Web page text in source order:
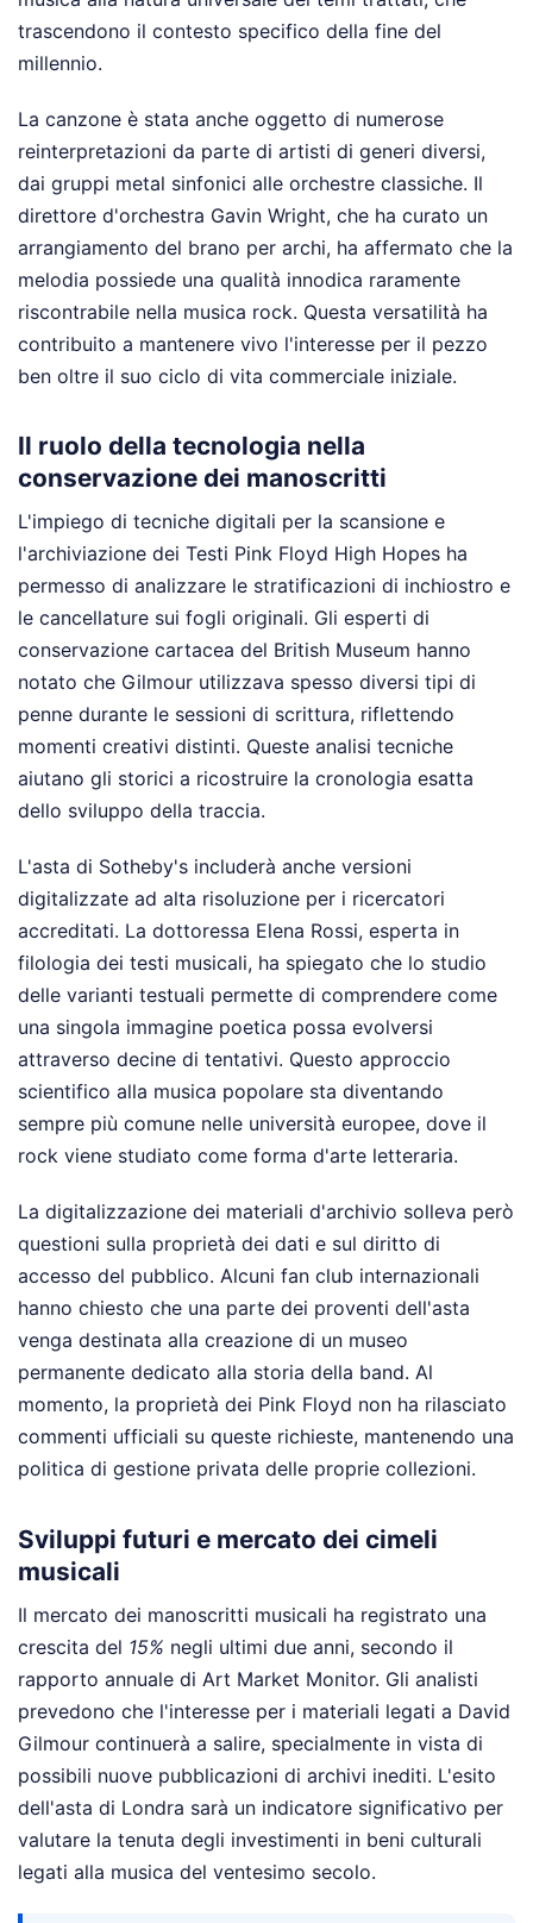
trascendono il contesto specifico della fine del
millennio.
La canzone è stata anche oggetto di numerose
reinterpretazioni da parte di artisti di generi diversi,
dai gruppi metal sinfonici alle orchestre classiche. Il
direttore d'orchestra Gavin Wright, che ha curato un
arrangiamento del brano per archi, ha affermato che la
melodia possiede una qualità innodica raramente
riscontrabile nella musica rock. Questa versatilità ha
contribuito a mantenere vivo l'interesse per il pezzo
ben oltre il suo ciclo di vita commerciale iniziale.
Il ruolo della tecnologia nella
conservazione dei manoscritti
L'impiego di tecniche digitali per la scansione e
l'archiviazione dei Testi Pink Floyd High Hopes ha
permesso di analizzare le stratificazioni di inchiostro e
le cancellature sui fogli originali. Gli esperti di
conservazione cartacea del British Museum hanno
notato che Gilmour utilizzava spesso diversi tipi di
penne durante le sessioni di scrittura, riflettendo
momenti creativi distinti. Queste analisi tecniche
aiutano gli storici a ricostruire la cronologia esatta
dello sviluppo della traccia.
L'asta di Sotheby's includerà anche versioni
digitalizzate ad alta risoluzione per i ricercatori
accreditati. La dottoressa Elena Rossi, esperta in
filologia dei testi musicali, ha spiegato che lo studio
delle varianti testuali permette di comprendere come
una singola immagine poetica possa evolversi
attraverso decine di tentativi. Questo approccio
scientifico alla musica popolare sta diventando
sempre più comune nelle università europee, dove il
rock viene studiato come forma d'arte letteraria.
La digitalizzazione dei materiali d'archivio solleva però
questioni sulla proprietà dei dati e sul diritto di
accesso del pubblico. Alcuni fan club internazionali
hanno chiesto che una parte dei proventi dell'asta
venga destinata alla creazione di un museo
permanente dedicato alla storia della band. Al
momento, la proprietà dei Pink Floyd non ha rilasciato
commenti ufficiali su queste richieste, mantenendo una
politica di gestione privata delle proprie collezioni.
Sviluppi futuri e mercato dei cimeli
musicali
Il mercato dei manoscritti musicali ha registrato una
crescita del 15% negli ultimi due anni, secondo il
rapporto annuale di Art Market Monitor. Gli analisti
prevedono che l'interesse per i materiali legati a David
Gilmour continuerà a salire, specialmente in vista di
possibili nuove pubblicazioni di archivi inediti. L'esito
dell'asta di Londra sarà un indicatore significativo per
valutare la tenuta degli investimenti in beni culturali
legati alla musica del ventesimo secolo.